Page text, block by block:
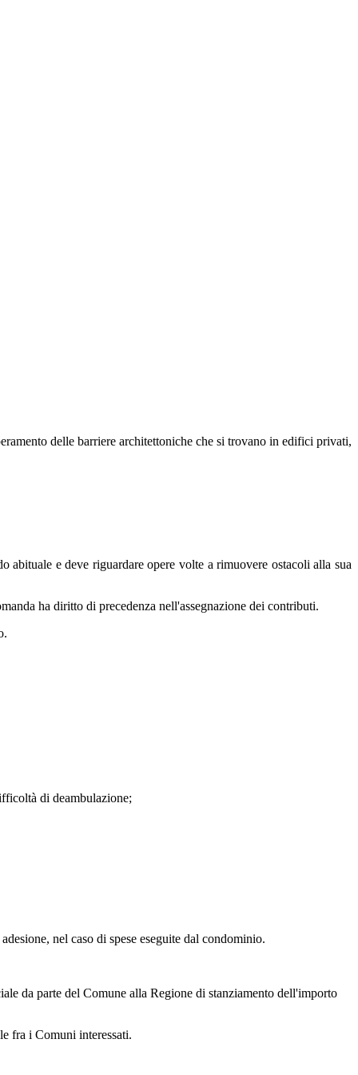
delle barriere architettoniche che si trovano in edifici privati,
e deve riguardare opere volte a rimuovere ostacoli alla sua
ha diritto di precedenza nell'assegnazione dei contributi.
di deambulazione;
nel caso di spese eseguite dal condominio.
da parte del Comune alla Regione di stanziamento dell'importo
fra i Comuni interessati.